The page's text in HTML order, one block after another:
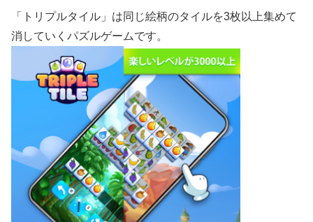
「トリプルタイル」は同じ絵柄のタイルを3枚以上集めて
消していくパズルゲームです。